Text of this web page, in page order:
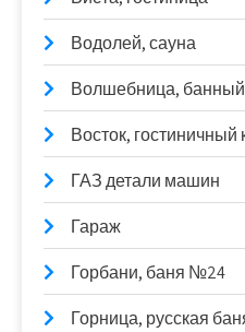
Водолей, сауна
Волшебница,
Восток, гостиничный
ГАЗ детали машин
Гараж
Горбани, баня №24
Горница, русская